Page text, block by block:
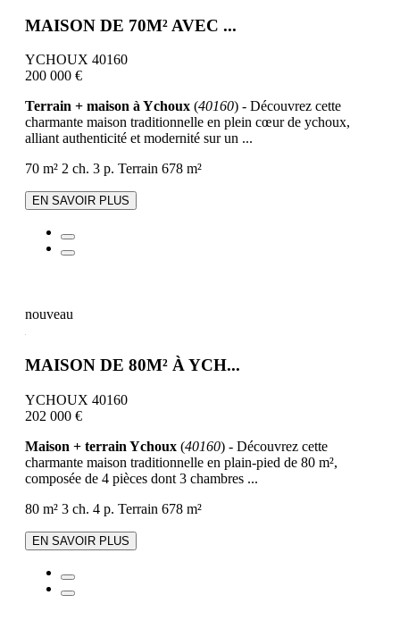
MAISON DE 70M² AVEC ...
YCHOUX 40160
200 000 €
Terrain + maison à Ychoux (40160) - Découvrez cette
charmante maison traditionnelle en plein cœur de ychoux,
alliant authenticité et modernité sur un ...
70 m² 2 ch. 3 p. Terrain 678 m²
EN SAVOIR PLUS
nouveau
MAISON DE 80M² À YCH...
YCHOUX 40160
202 000 €
Maison + terrain Ychoux (40160) - Découvrez cette
charmante maison traditionnelle en plain-pied de 80 m²,
composée de 4 pièces dont 3 chambres ...
80 m² 3 ch. 4 p. Terrain 678 m²
EN SAVOIR PLUS